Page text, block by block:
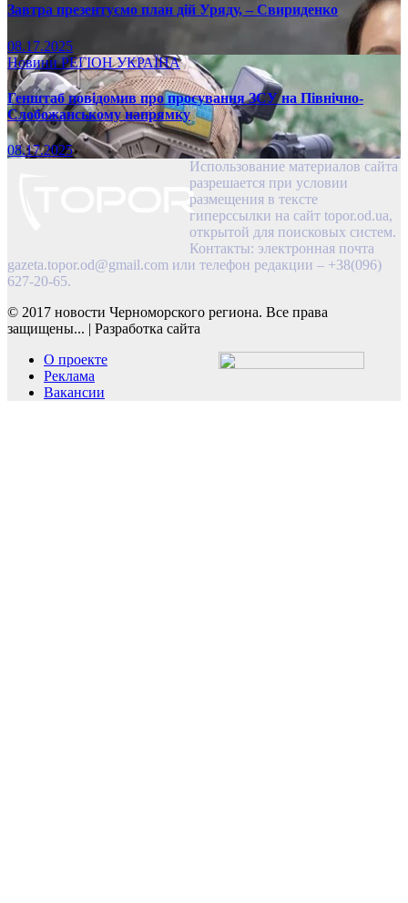
Завтра презентуємо план дій Уряду, – Свириденко
08.17.2025
НовиниРЕГІОНУКРАЇНА
Генштаб повідомив про просування ЗСУ на Північно-
Слобожанському напрямку
08.17.2025
Использование материалов сайта
разрешается при условии
размещения в тексте
гиперссылки на сайт topor.od.ua,
открытой для поисковых систем.
Контакты: электронная почта
gazeta.topor.od@gmail.com или телефон редакции – +38(096)
627-20-65.
© 2017 новости Черноморского региона. Все права
защищены... | Разработка сайта
О проекте
Реклама
Вакансии